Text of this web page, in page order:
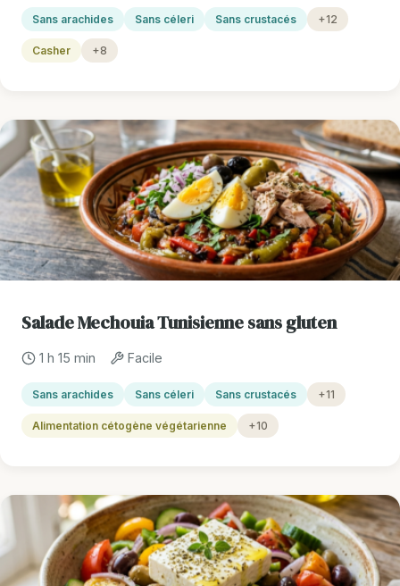
Sans arachides Sans céleri Sans crustacés +12
Casher +8
Salade Mechouia Tunisienne sans gluten
1 h 15 min Facile
Sans arachides Sans céleri Sans crustacés +11
Alimentation cétogène végétarienne +10